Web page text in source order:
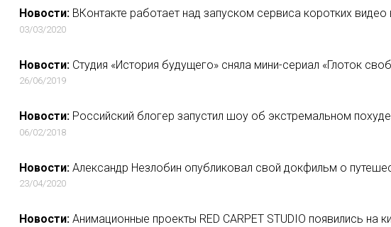
Новости:ВКонтакте работает над запуском сервиса коротких видео
03/03/2020
Новости:Студия «История будущего» сняла мини-сериал «Глоток
26/06/2019
Новости:Российский блогер запустил шоу об экстремальном
06/02/2018
Новости:Александр Незлобин опубликовал свой докфильм о
23/04/2020
Новости:Анимационные проекты RED CARPET STUDIO появились на